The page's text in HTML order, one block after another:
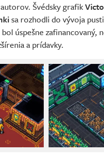
Švédsky grafik
sa rozhodli do vývoja
úspešne zafinancovaný,
a prídavky.